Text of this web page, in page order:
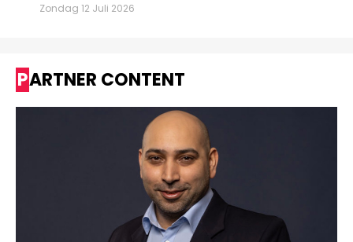
Zondag 12 Juli 2026
PARTNER CONTENT